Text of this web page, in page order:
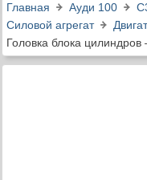
Главная Ауди 100
Силовой агрегат